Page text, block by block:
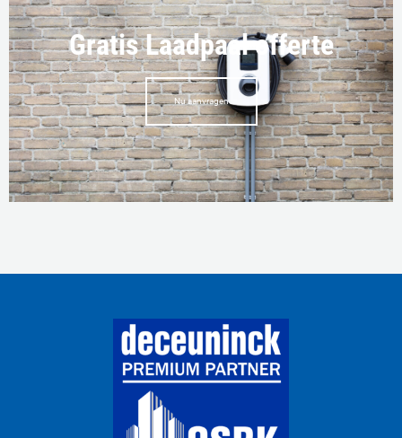
Gratis Laadpaal offerte
Nu aanvragen